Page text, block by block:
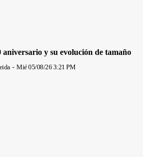
aniversario y su evolución de tamaño
- Mié 05/08/26 3:21 PM